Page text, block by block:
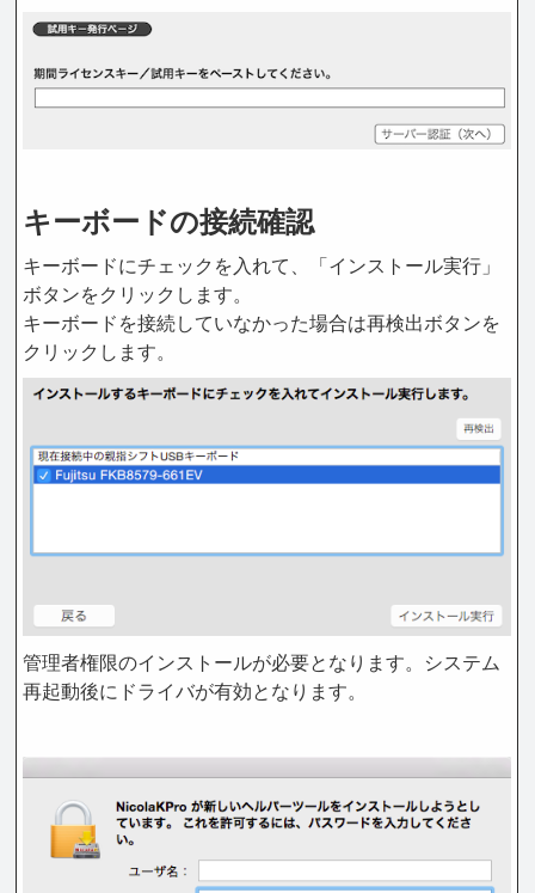
キーボードの接続確認
キーボードにチェックを入れて、「インストール実行」
ボタンをクリックします。
キーボードを接続していなかった場合は再検出ボタンを
クリックします。
管理者権限のインストールが必要となります。システム
再起動後にドライバが有効となります。